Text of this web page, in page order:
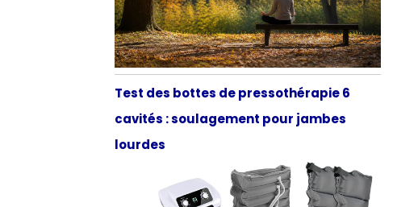
Test des bottes de pressothérapie 6
cavités : soulagement pour jambes
lourdes